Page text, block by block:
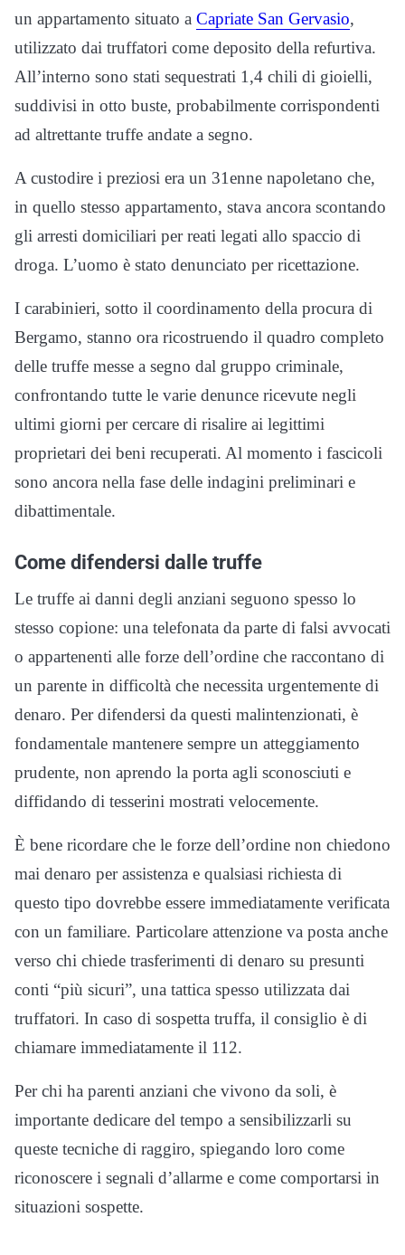
un appartamento situato a Capriate San Gervasio,
utilizzato dai truffatori come deposito della refurtiva.
All’interno sono stati sequestrati 1,4 chili di gioielli,
suddivisi in otto buste, probabilmente corrispondenti
ad altrettante truffe andate a segno.
A custodire i preziosi era un 31enne napoletano che,
in quello stesso appartamento, stava ancora scontando
gli arresti domiciliari per reati legati allo spaccio di
droga. L’uomo è stato denunciato per ricettazione.
I carabinieri, sotto il coordinamento della procura di
Bergamo, stanno ora ricostruendo il quadro completo
delle truffe messe a segno dal gruppo criminale,
confrontando tutte le varie denunce ricevute negli
ultimi giorni per cercare di risalire ai legittimi
proprietari dei beni recuperati. Al momento i fascicoli
sono ancora nella fase delle indagini preliminari e
dibattimentale.
Come difendersi dalle truffe
Le truffe ai danni degli anziani seguono spesso lo
stesso copione: una telefonata da parte di falsi avvocati
o appartenenti alle forze dell’ordine che raccontano di
un parente in difficoltà che necessita urgentemente di
denaro. Per difendersi da questi malintenzionati, è
fondamentale mantenere sempre un atteggiamento
prudente, non aprendo la porta agli sconosciuti e
diffidando di tesserini mostrati velocemente.
È bene ricordare che le forze dell’ordine non chiedono
mai denaro per assistenza e qualsiasi richiesta di
questo tipo dovrebbe essere immediatamente verificata
con un familiare. Particolare attenzione va posta anche
verso chi chiede trasferimenti di denaro su presunti
conti “più sicuri”, una tattica spesso utilizzata dai
truffatori. In caso di sospetta truffa, il consiglio è di
chiamare immediatamente il 112.
Per chi ha parenti anziani che vivono da soli, è
importante dedicare del tempo a sensibilizzarli su
queste tecniche di raggiro, spiegando loro come
riconoscere i segnali d’allarme e come comportarsi in
situazioni sospette.